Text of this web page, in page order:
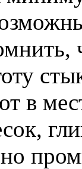
в